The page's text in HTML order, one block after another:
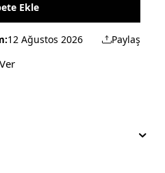
Ekle
12 Ağustos 2026 Paylaş